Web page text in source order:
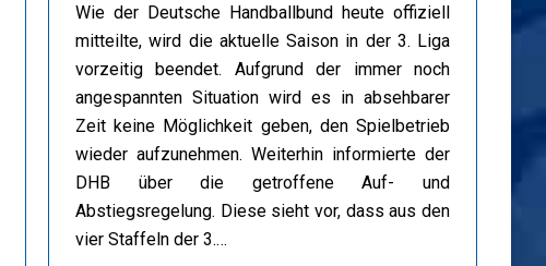
Wie der Deutsche Handballbund heute offiziell
mitteilte, wird die aktuelle Saison in der 3. Liga
vorzeitig beendet. Aufgrund der immer noch
angespannten Situation wird es in absehbarer
Zeit keine Möglichkeit geben, den Spielbetrieb
wieder aufzunehmen. Weiterhin informierte der
DHB über die getroffene Auf- und
Abstiegsregelung. Diese sieht vor, dass aus den
vier Staffeln der 3.…